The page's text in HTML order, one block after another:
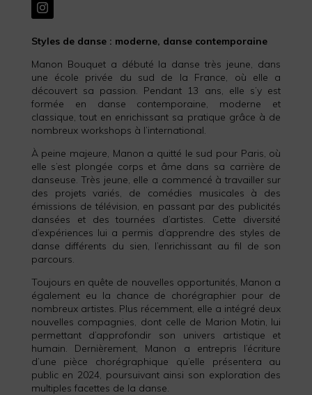
Styles de danse : moderne, danse contemporaine
Manon Bouquet a débuté la danse très jeune, dans
une école privée du sud de la France, où elle a
découvert sa passion. Pendant 13 ans, elle s’y est
formée en danse contemporaine, moderne et
classique, tout en enrichissant sa pratique grâce à de
nombreux workshops à l’international.
À peine majeure, Manon a quitté le sud pour Paris, où
elle s’est plongée corps et âme dans sa carrière de
danseuse. Très jeune, elle a commencé à travailler sur
des projets variés, de comédies musicales à des
émissions de télévision, en passant par des publicités
dansées et des tournées d’artistes. Cette diversité
d’expériences lui a permis d’apprendre des styles de
danse différents du sien, l’enrichissant au fil de son
parcours.
Toujours en quête de nouvelles opportunités, Manon a
également eu la chance de chorégraphier pour de
nombreux artistes. Plus récemment, elle a intégré deux
nouvelles compagnies, dont celle de Marion Motin, lui
permettant d’approfondir son univers artistique et
humain. Dernièrement, Manon a entrepris l’écriture
d’une pièce chorégraphique qu’elle présentera au
public en 2024, poursuivant ainsi son exploration des
multiples facettes de la danse.